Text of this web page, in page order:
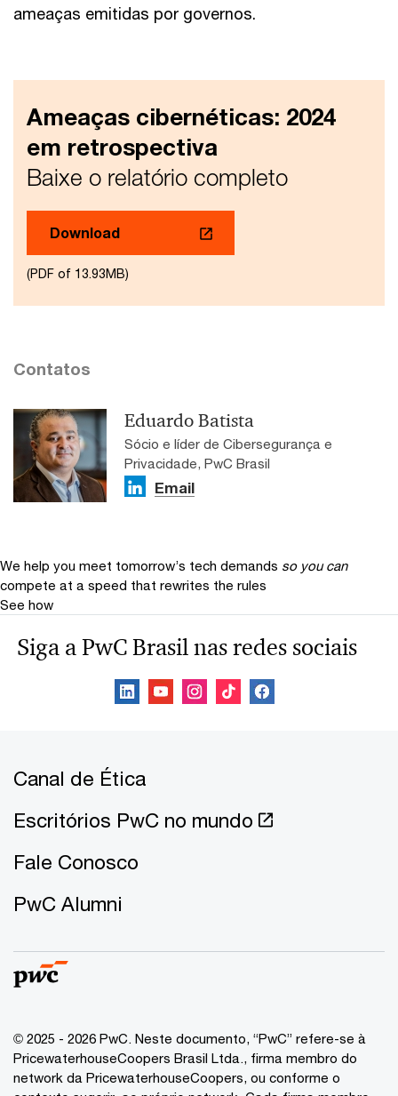
ameaças emitidas por governos.
Ameaças cibernéticas: 2024
em retrospectiva
Baixe o relatório completo
Download
(PDF of 13.93MB)
Contatos
Eduardo Batista
Sócio e líder de Cibersegurança e
Privacidade, PwC Brasil
Email
We help you meet tomorrow’s tech demands so you can
compete at a speed that rewrites the rules
See how
Siga a PwC Brasil nas redes sociais
Canal de Ética
Escritórios PwC no mundo
Fale Conosco
PwC Alumni
© 2025 - 2026 PwC. Neste documento, “PwC” refere-se à
PricewaterhouseCoopers Brasil Ltda., firma membro do
network da PricewaterhouseCoopers, ou conforme o